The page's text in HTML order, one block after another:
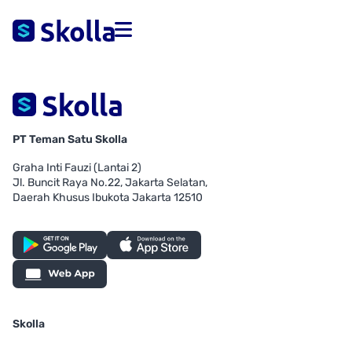
PT Teman Satu Skolla
Graha Inti Fauzi (Lantai 2)
Jl. Buncit Raya No.22, Jakarta Selatan,
Daerah Khusus Ibukota Jakarta 12510
Skolla